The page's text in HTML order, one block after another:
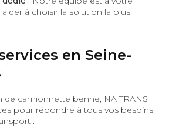
à choisir la solution la plus
en Seine-
de camionnette benne, NA TRANS
pour répondre à tous vos besoins
: